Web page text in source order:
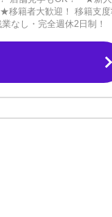
移籍者大歓迎！ 移籍支
業なし・完全週休2日制
をご用意！他店に負けな
ら今すぐ行動！ まずはお